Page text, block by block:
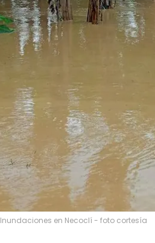
Inundaciones en Necoclí - foto cortesía